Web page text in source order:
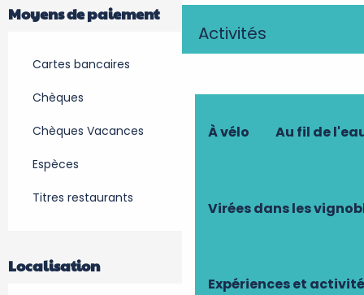
Activités
À vélo Au fil de
Virées dans les
Expériences et
Moyens de paiement
Cartes bancaires
Chèques
Chèques Vacances
Espèces
Titres restaurants
Localisation